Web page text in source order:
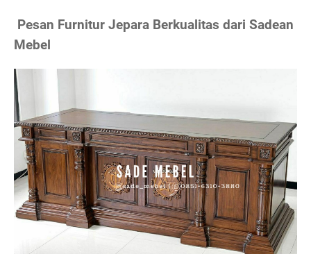
Pesan Furnitur Jepara Berkualitas dari Sadean
Mebel